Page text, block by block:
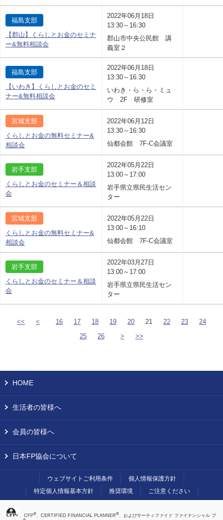
福島支部
【郡山】くらしとお金のセミナ
ー&無料相談会
2022年06月18日
13:30～16:30
郡山市中央公民館 講
義室２
福島支部
【いわき】くらしとお金のセミ
ナー&無料相談会
2022年06月18日
13:30～16:30
いわき・ら・ら・ミュ
ウ 2F 研修室
宮城支部
くらしとお金の無料セミナー&
相談会
2022年06月12日
13:30～16:30
仙都会館 7F-C会議室
岩手支部
くらしとお金のセミナー＆相談
会
2022年05月22日
13:00～17:00
岩手県立県民生活セン
ター
宮城支部
くらしとお金の無料セミナー&
相談会
2022年05月22日
13:00～16:10
仙都会館 7F-C会議室
岩手支部
くらしとお金のセミナー＆相談
会
2022年03月27日
13:00～17:00
岩手県立県民生活セン
ター
<< < 16 17 18 19 20 21 22 23
24
25
26 > >>
HOME
生活者の皆様へ
会員の皆様へ
日本FP協会について
ウェブサイトご利用条件
個人情報保護方針
特定個人情報基本方針
推奨環境 ご注意ください
、CFP®、CERTIFIED FINANCIAL PLANNER®、およびサーティファイド ファイナンシャル プ